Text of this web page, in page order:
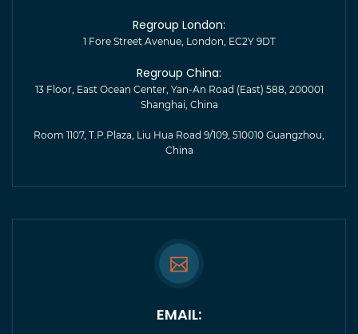
Regroup London:
1 Fore Street Avenue, London, EC2Y 9DT
Regroup China:
13 Floor, East Ocean Center, Yan-An Road (East) 588, 200001
Shanghai, China
Room 1107, T.P.Plaza, Liu Hua Road 9/109, 510010 Guangzhou,
China
EMAIL: